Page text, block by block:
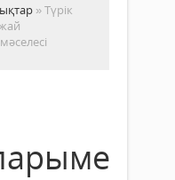
» Түрік